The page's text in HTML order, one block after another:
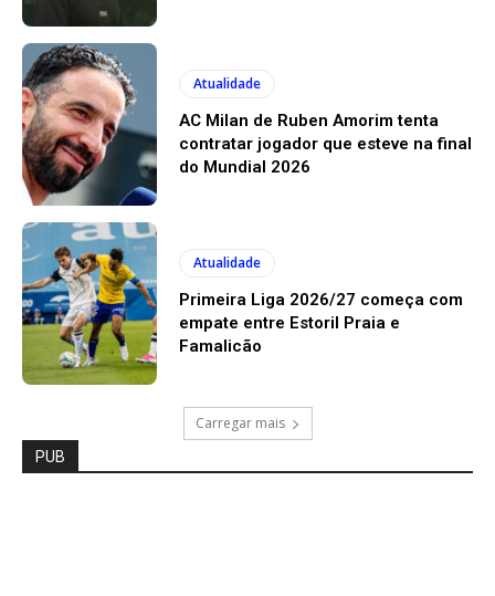
Atualidade
AC Milan de Ruben Amorim tenta
contratar jogador que esteve na final
do Mundial 2026
Atualidade
Primeira Liga 2026/27 começa com
empate entre Estoril Praia e
Famalicão
Carregar mais
PUB